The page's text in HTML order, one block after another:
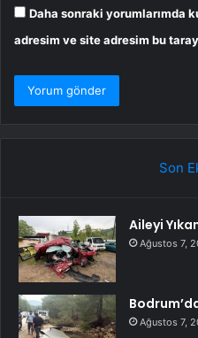
Daha sonraki yorumlarımda
adresim ve site adresim bu
Son
Aileyi
Ağustos 7,
Ağustos 7,